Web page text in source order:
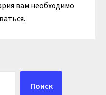
вам необходимо
.
Поиск